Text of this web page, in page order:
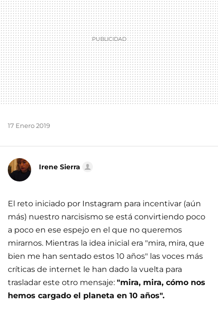
17 Enero 2019
Irene Sierra
El reto iniciado por Instagram para incentivar (aún
más) nuestro narcisismo se está convirtiendo poco
a poco en ese espejo en el que no queremos
mirarnos. Mientras la idea inicial era "mira, mira, que
bien me han sentado estos 10 años" las voces más
críticas de internet le han dado la vuelta para
trasladar este otro mensaje: "mira, mira, cómo nos
hemos cargado el planeta en 10 años".